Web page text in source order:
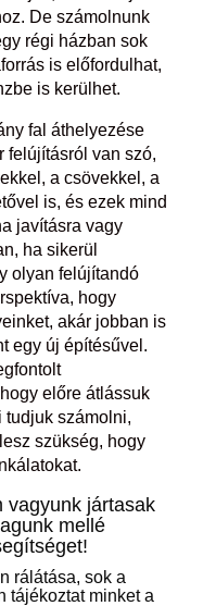
De számolnunk
régi házban sok
is előfordulhat,
is kerülhet.
fal áthelyezése
felújításról van szó,
a csövekkel, a
is, és ezek mind
javításra vagy
ha sikerül
olyan felújítandó
hogy
akár jobban is
egy új építésűvel.
előre átlássuk
tudjuk számolni,
szükség, hogy
vagyunk jártasak
mellé
rálátása, sok a
tájékoztat minket a